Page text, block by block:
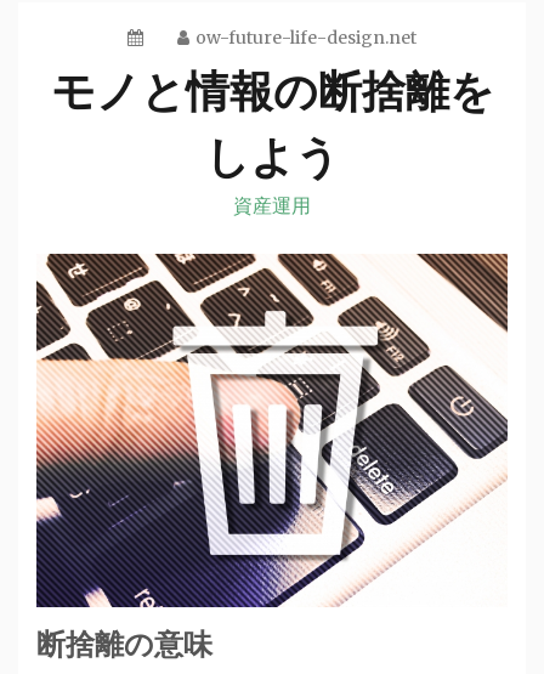
ow-future-life-design.net
モノと情報の断捨離を
しよう
資産運用
断捨離の意味